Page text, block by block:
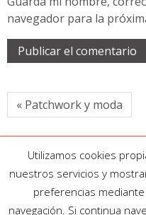
navegador para la
« Patchwork y moda
Utilizamos cookies
nuestros servicios y
preferencias
navegación. Si continua